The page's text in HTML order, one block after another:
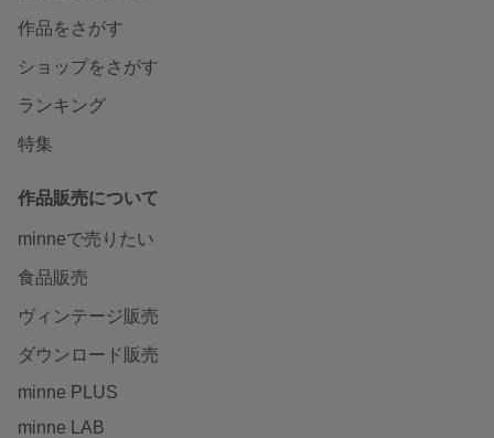
作品をさがす
ショップをさがす
ランキング
特集
作品販売について
minneで売りたい
食品販売
ヴィンテージ販売
ダウンロード販売
minne PLUS
minne LAB